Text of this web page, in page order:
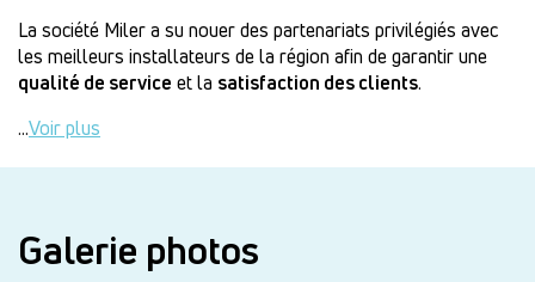
La société Miler a su nouer des partenariats privilégiés avec
les meilleurs installateurs de la région afin de garantir une
qualité de service et la satisfaction des clients.
...Voir plus
Galerie photos